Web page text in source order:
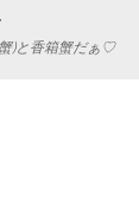
)と香箱蟹だぁ♡